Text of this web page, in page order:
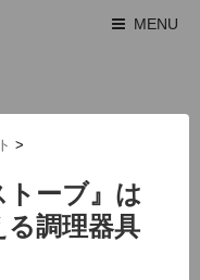
MENU
>
ーブ』は
調理器具